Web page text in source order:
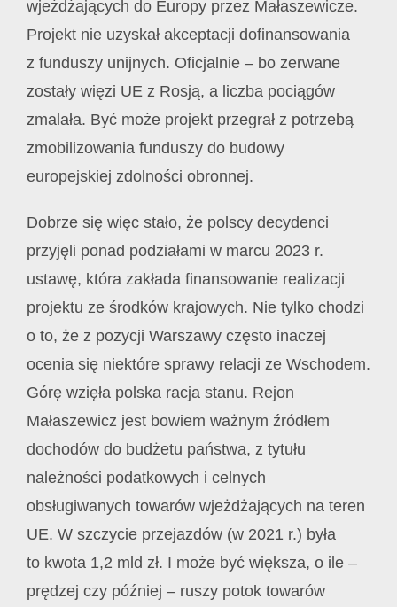
wjeżdżających do Europy przez Małaszewicze.
Projekt nie uzyskał akceptacji dofinansowania
z funduszy unijnych. Oficjalnie – bo zerwane
zostały więzi UE z Rosją, a liczba pociągów
zmalała. Być może projekt przegrał z potrzebą
zmobilizowania funduszy do budowy
europejskiej zdolności obronnej.
Dobrze się więc stało, że polscy decydenci
przyjęli ponad podziałami w marcu 2023 r.
ustawę, która zakłada finansowanie realizacji
projektu ze środków krajowych. Nie tylko chodzi
o to, że z pozycji Warszawy często inaczej
ocenia się niektóre sprawy relacji ze Wschodem.
Górę wzięła polska racja stanu. Rejon
Małaszewicz jest bowiem ważnym źródłem
dochodów do budżetu państwa, z tytułu
należności podatkowych i celnych
obsługiwanych towarów wjeżdżających na teren
UE. W szczycie przejazdów (w 2021 r.) była
to kwota 1,2 mld zł. I może być większa, o ile –
prędzej czy później – ruszy potok towarów